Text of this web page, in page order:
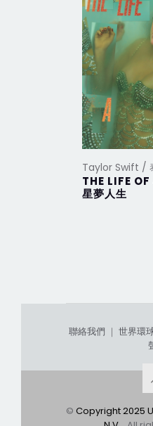
Taylor Swift /
THE LIFE
星夢人生
聯絡我們 ｜ 世界環
© Copyright 2025